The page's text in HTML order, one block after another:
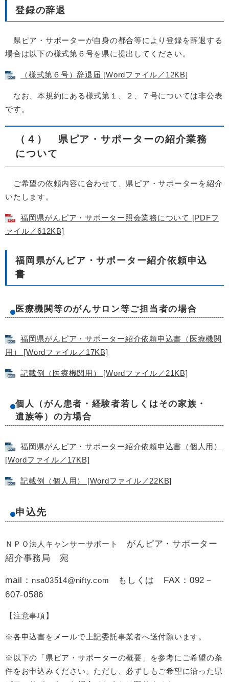
登録の辞退
県ピア・サポーターが自身の都合等により登録を辞退する
場合は以下の様式第６号を県に提出してください。
（様式第６号）辞退届 [Wordファイル／12KB]
なお、本規約にある様式第１、２、７号については非公表
です。
（４） 県ピア・サポーターの紹介業務
について
ご希望の依頼内容に合わせて、県ピア・サポーターを紹介
いたします 。
福岡県がんピア・サポーター照会業務について [PDFフ
ァイル／612KB]
福岡県がんピア・サポーター紹介依頼申込
書
医療機関等のがんサロン等ご担当者の場合
福岡県がんピア・サポーター紹介依頼申込書（医療機関
用） [Wordファイル／17KB]
記載例（医療機関用） [Wordファイル／21KB]
個人（がん患者・経験者若しくはその家族・
遺族等）の方場合
福岡県がんピア・サポーター紹介依頼申込書（個人用）
[Wordファイル／17KB]
記載例（個人用） [Wordファイル／22KB]
申込先
ＮＰＯ法人キャンサーサポート​
がんピア・サポーター
紹介事務局 宛
mail：​ nsa03514@nifty.com
もしくは FAX：092－
607-0586
【注意事項】
※各申込書をメールで上記委託事業者へ送付願います。
※以下の「県ピア・サポーターの概要」を参考にご希望の条
件をお申込みください。ただし、必ずしもご希望に沿った県